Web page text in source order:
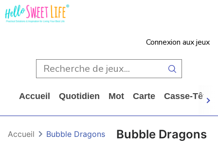
Connexion aux jeux
Accueil Quotidien Mot Carte Casse-Tête
Bubble Dragons
Accueil Bubble Dragons